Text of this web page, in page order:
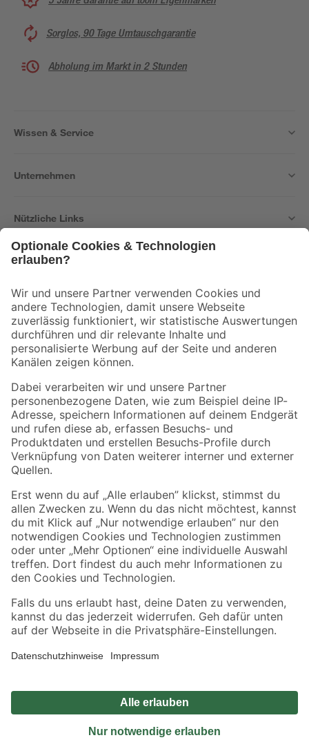
Sorglos, 90 Tage Umtauschgarantie
Abholung im Markt in 2 Stunden
Wissen & Service
Unternehmen
Nützliche Links
Der toom Newsletter: Keine Angebote und Aktionen mehr verpassen!
Zur Newsletter Anmeldung
Folge uns
Zahlungsarten Versandarten
Sicher einkaufen
Jetzt die toom-App herunterladen
Alle Preisangaben in EUR inkl. gesetzl. MwSt.. Die dargestellten Angebote sind unter
Umständen nicht in allen Märkten verfügbar. Die angegebenen Verfügbarkeiten beziehen
Produkte nur solange der Vorrat reicht.
*Paketversand ab 59 € versandkostenfrei, gilt nicht für Artikel mit Speditionsversand, hier
Privatsphäre Impressum
Nutzungsbedingungen
Widerrufsrecht
Vertrag widerrufen